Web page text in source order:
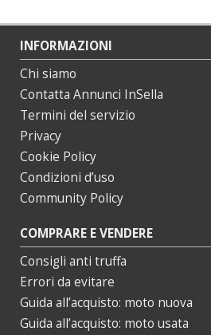
INFORMAZIONI
Chi siamo
Contatta Annunci InSella
Termini del servizio
Privacy
Cookie Policy
Condizioni d’uso
Community Policy
COMPRARE E VENDERE
Consigli anti truffa
Errori da evitare
Guida all’acquisto: moto nuova
Guida all’acquisto: moto usata